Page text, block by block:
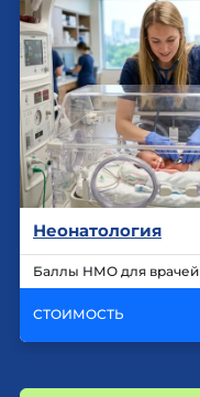
Неонатология
Баллы НМО для врачей
СТОИМОСТЬ